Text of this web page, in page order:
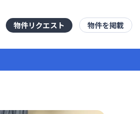
物件リクエスト 物件を掲載